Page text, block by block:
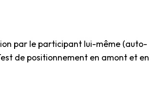
par le participant lui-même (auto-
de positionnement en amont et en